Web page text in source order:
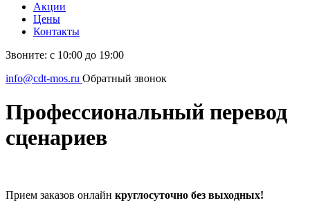
Акции
Цены
Контакты
Звоните: с 10:00 до 19:00
info@cdt-mos.ru Обратный звонок
Профессиональный перевод
сценариев
Прием заказов онлайн круглосуточно без выходных!